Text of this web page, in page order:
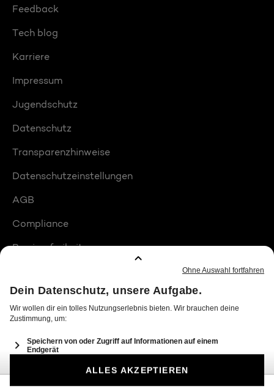
Feedback
Tech blog
Karriere
Impressum
Jugendschutz
Datenschutz
Transparenzhinweise
Datenschutzeinstellungen
AGB
Compliance
Barrierefreiheit